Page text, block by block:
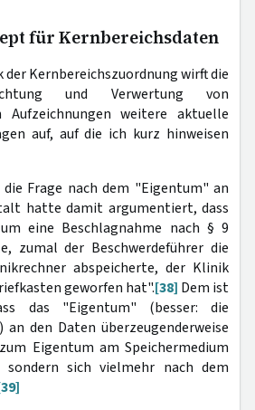
für Kernbereichsdaten
Kernbereichszuordnung wirft die
und Verwertung von
Aufzeichnungen weitere aktuelle
auf, auf die ich kurz hinweisen
Frage nach dem "Eigentum" an
hatte damit argumentiert, dass
eine Beschlagnahme nach § 9
zumal der Beschwerdeführer die
abspeicherte, der Klinik
geworfen hat".[38] Dem ist
das "Eigentum" (besser: die
an den Daten überzeugenderweise
Eigentum am Speichermedium
sich vielmehr nach dem